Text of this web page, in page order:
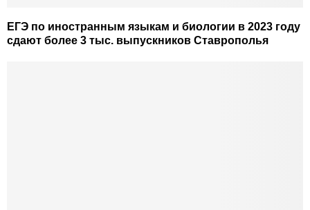
ЕГЭ по иностранным языкам и биологии в 2023 году
сдают более 3 тыс. выпускников Ставрополья